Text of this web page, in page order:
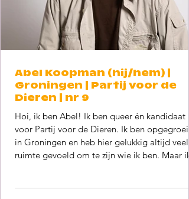
Abel Koopman (hij/hem) |
Groningen | Partij voor de
Dieren | nr 9
Hoi, ik ben Abel! Ik ben queer én kandidaat
voor Partij voor de Dieren. Ik ben opgegroeid
in Groningen en heb hier gelukkig altijd veel
ruimte gevoeld om te zijn wie ik ben. Maar ik